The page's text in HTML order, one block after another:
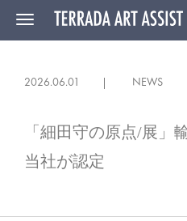
Toggle
navigation
2026.06.01 NEWS
「細田守の原点/展」
当社が認定